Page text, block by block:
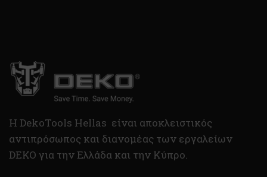
H DekoTools Hellas είναι αποκλειστικός
αντιπρόσωπος και διανομέας των εργαλείων
DEKO για την Ελλάδα και την Κύπρο.